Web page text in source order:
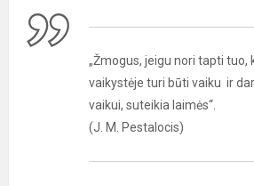
„Žmogus, jeigu nori tapti tuo,
vaikystėje turi būti vaiku ir
vaikui, suteikia laimės“.
(J. M. Pestalocis)